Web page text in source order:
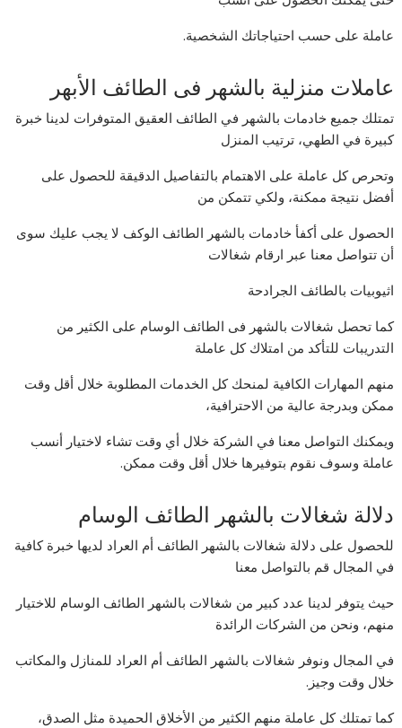
عاملة على حسب احتياجاتك الشخصية.
عاملات منزلية بالشهر فى الطائف الأبهر
تمتلك جميع خادمات بالشهر في الطائف العقيق المتوفرات لدينا خبرة
كبيرة في الطهي، ترتيب المنزل
وتحرص كل عاملة على الاهتمام بالتفاصيل الدقيقة للحصول على
أفضل نتيجة ممكنة، ولكي تتمكن من
الحصول على أكفأ خادمات بالشهر الطائف الوكف لا يجب عليك سوى
أن تتواصل معنا عبر ارقام شغالات
اثيوبيات بالطائف الجرادحة
كما تحصل شغالات بالشهر فى الطائف الوسام على الكثير من
التدريبات للتأكد من امتلاك كل عاملة
منهم المهارات الكافية لمنحك كل الخدمات المطلوبة خلال أقل وقت
ممكن وبدرجة عالية من الاحترافية،
ويمكنك التواصل معنا في الشركة خلال أي وقت تشاء لاختيار أنسب
عاملة وسوف نقوم بتوفيرها خلال أقل وقت ممكن.
دلالة شغالات بالشهر الطائف الوسام
للحصول على دلالة شغالات بالشهر الطائف أم العراد لديها خبرة كافية
في المجال قم بالتواصل معنا
حيث يتوفر لدينا عدد كبير من شغالات بالشهر الطائف الوسام للاختيار
منهم، ونحن من الشركات الرائدة
في المجال ونوفر شغالات بالشهر الطائف أم العراد للمنازل والمكاتب
خلال وقت وجيز.
كما تمتلك كل عاملة منهم الكثير من الأخلاق الحميدة مثل الصدق،